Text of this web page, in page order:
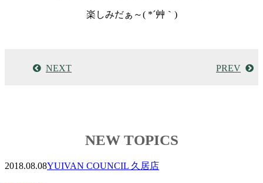
楽しみだぁ～( *´艸｀)
NEXT PREV
NEW TOPICS
2018.08.08YUIVAN COUNCIL 久居店